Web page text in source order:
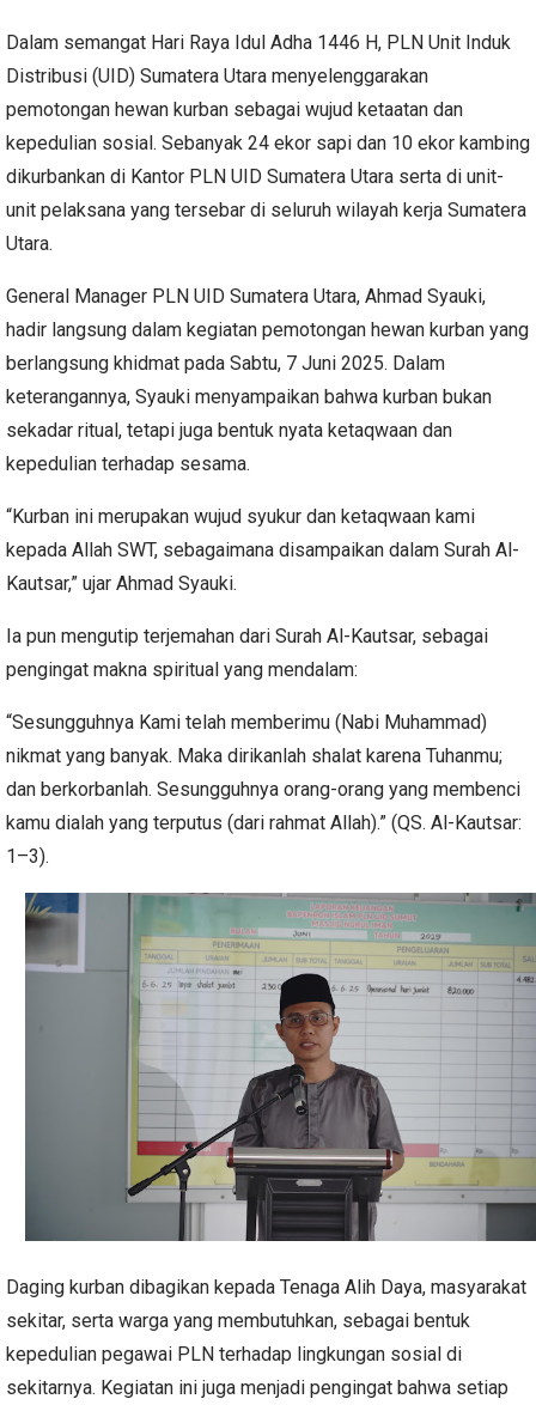
Dalam semangat Hari Raya Idul Adha 1446 H, PLN Unit Induk
Distribusi (UID) Sumatera Utara menyelenggarakan
pemotongan hewan kurban sebagai wujud ketaatan dan
kepedulian sosial. Sebanyak 24 ekor sapi dan 10 ekor kambing
dikurbankan di Kantor PLN UID Sumatera Utara serta di unit-
unit pelaksana yang tersebar di seluruh wilayah kerja Sumatera
Utara.
General Manager PLN UID Sumatera Utara, Ahmad Syauki,
hadir langsung dalam kegiatan pemotongan hewan kurban yang
berlangsung khidmat pada Sabtu, 7 Juni 2025. Dalam
keterangannya, Syauki menyampaikan bahwa kurban bukan
sekadar ritual, tetapi juga bentuk nyata ketaqwaan dan
kepedulian terhadap sesama.
“Kurban ini merupakan wujud syukur dan ketaqwaan kami
kepada Allah SWT, sebagaimana disampaikan dalam Surah Al-
Kautsar,” ujar Ahmad Syauki.
Ia pun mengutip terjemahan dari Surah Al-Kautsar, sebagai
pengingat makna spiritual yang mendalam:
“Sesungguhnya Kami telah memberimu (Nabi Muhammad)
nikmat yang banyak. Maka dirikanlah shalat karena Tuhanmu;
dan berkorbanlah. Sesungguhnya orang-orang yang membenci
kamu dialah yang terputus (dari rahmat Allah).” (QS. Al-Kautsar:
1–3).
Daging kurban dibagikan kepada Tenaga Alih Daya, masyarakat
sekitar, serta warga yang membutuhkan, sebagai bentuk
kepedulian pegawai PLN terhadap lingkungan sosial di
sekitarnya. Kegiatan ini juga menjadi pengingat bahwa setiap